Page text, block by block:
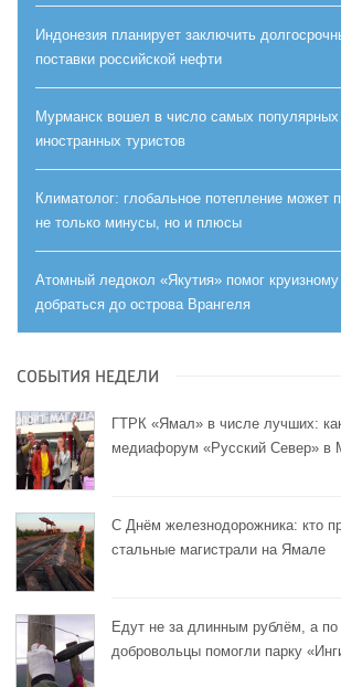
Индонезия планирует заключить
поставки российской нефти
Мурманск вошел в число самых популярных
иностранных туристов
Климатолог: глобальное потепление может
не только минусы, но и плюсы
Атомный ледокол «Якутия» помог
добраться до острова Врангеля
СОБЫТИЯ НЕДЕЛИ
ГТРК «Ямал» в числе лучших:
медиафорум «Русский Север» в
С Днём железнодорожника: кто
стальные магистрали на Ямале
Едут не за длинным рублём, а
добровольцы помогли парку